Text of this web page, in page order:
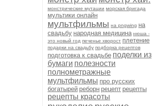
монстрические мутации морская бригада
мультики онлайн
мультфильмы на pngwing на
свадьбу народная медицина нюша -
это новый год печенье хворост плетение
подарки на свадьбу подборка рецептов
подготовка к свадьбе поделки из
бумаги полезности
полнометражные
мультфильмы про русских
богатырей реборн рецепт рецепты
рецепты красоты